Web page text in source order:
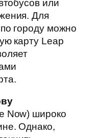
или
Для
городу можно
карту Leap
Now) широко
Однако,